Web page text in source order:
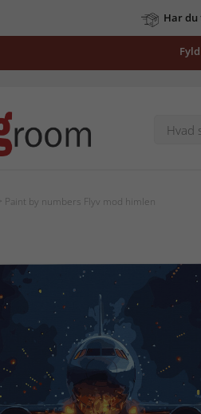
Har du
> Paint by numbers Flyv mod himlen